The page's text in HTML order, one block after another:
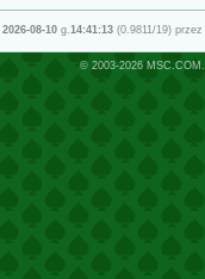
2026-08-10 g.14:41:13 (0.9811/19)
© 2003-2026